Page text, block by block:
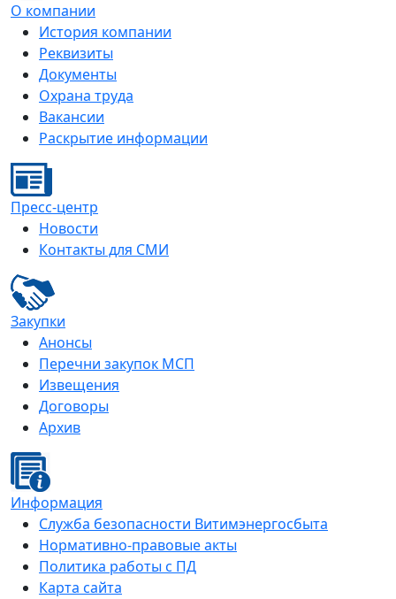
О компании
История компании
Реквизиты
Документы
Охрана труда
Вакансии
Раскрытие информации
Пресс-центр
Новости
Контакты для СМИ
Закупки
Анонсы
Перечни закупок МСП
Извещения
Договоры
Архив
Информация
Служба безопасности Витимэнергосбыта
Нормативно-правовые акты
Политика работы с ПД
Карта сайта